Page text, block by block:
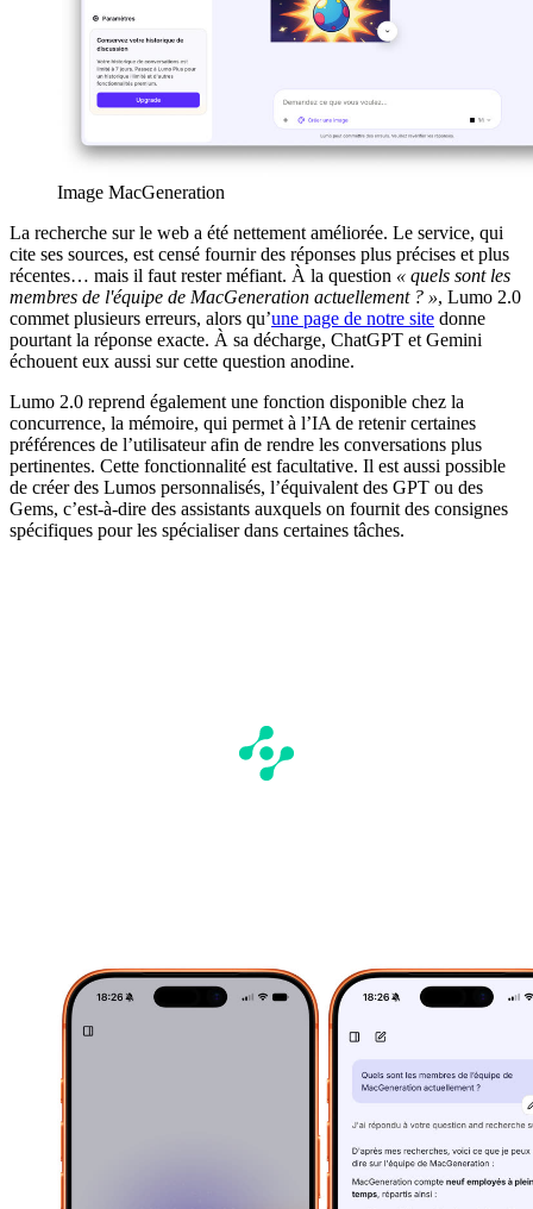
Image MacGeneration
La recherche sur le web a été nettement améliorée. Le service, qui
cite ses sources, est censé fournir des réponses plus précises et plus
récentes… mais il faut rester méfiant. À la question « quels sont les
membres de l'équipe de MacGeneration actuellement ? », Lumo 2.0
commet plusieurs erreurs, alors qu’une page de notre site donne
pourtant la réponse exacte. À sa décharge, ChatGPT et Gemini
échouent eux aussi sur cette question anodine.
Lumo 2.0 reprend également une fonction disponible chez la
concurrence, la mémoire, qui permet à l’IA de retenir certaines
préférences de l’utilisateur afin de rendre les conversations plus
pertinentes. Cette fonctionnalité est facultative. Il est aussi possible
de créer des Lumos personnalisés, l’équivalent des GPT ou des
Gems, c’est-à-dire des assistants auxquels on fournit des consignes
spécifiques pour les spécialiser dans certaines tâches.